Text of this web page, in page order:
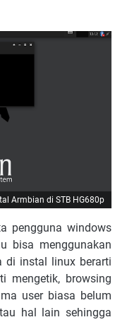
Armbian di STB HG680p
pengguna windows
bisa menggunakan
di instal linux berarti
mengetik, browsing
user biasa belum
hal lain sehingga